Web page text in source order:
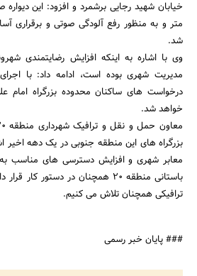
متر و به منظور رفع آلودگی صوتی و برقراری
شد.
وی با اشاره به اینکه افزایش رضایتمندی
مدیریت شهری بوده است، ادامه داد: با
درخواست های ساکنان محدوده بزرگراه امام
خواهد شد.
بزرگراه های این منطقه جنوبی در یک دهه اخیر
معابر شهری و افزایش دسترسی های مناسب به
باستانی منطقه 20 همچنان در دستور
ترافیکی همچنان تلاش می کنیم.
### پایان خبر رسمی